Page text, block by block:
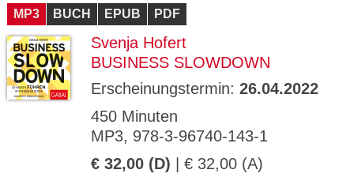
MP3 BUCH EPUB PDF
Svenja Hofert
BUSINESS SLOWDOWN
Erscheinungstermin: 26.04.2022
450 Minuten
MP3, 978-3-96740-143-1
€ 32,00 (D) | € 32,00 (A)